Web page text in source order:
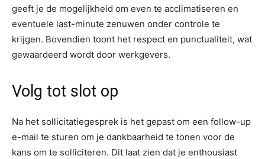
geeft je de mogelijkheid om even te acclimatiseren en
eventuele last-minute zenuwen onder controle te
krijgen. Bovendien toont het respect en punctualiteit, wat
gewaardeerd wordt door werkgevers.
Volg tot slot op
Na het sollicitatiegesprek is het gepast om een follow-up
e-mail te sturen om je dankbaarheid te tonen voor de
kans om te solliciteren. Dit laat zien dat je enthousiast